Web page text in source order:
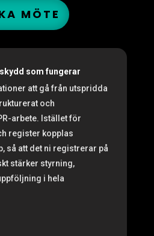
MÖTE
som fungerar
att gå från utspridda
och
arbete. Istället för
register kopplas
så att det ni registrerar på
stärker styrning,
i hela